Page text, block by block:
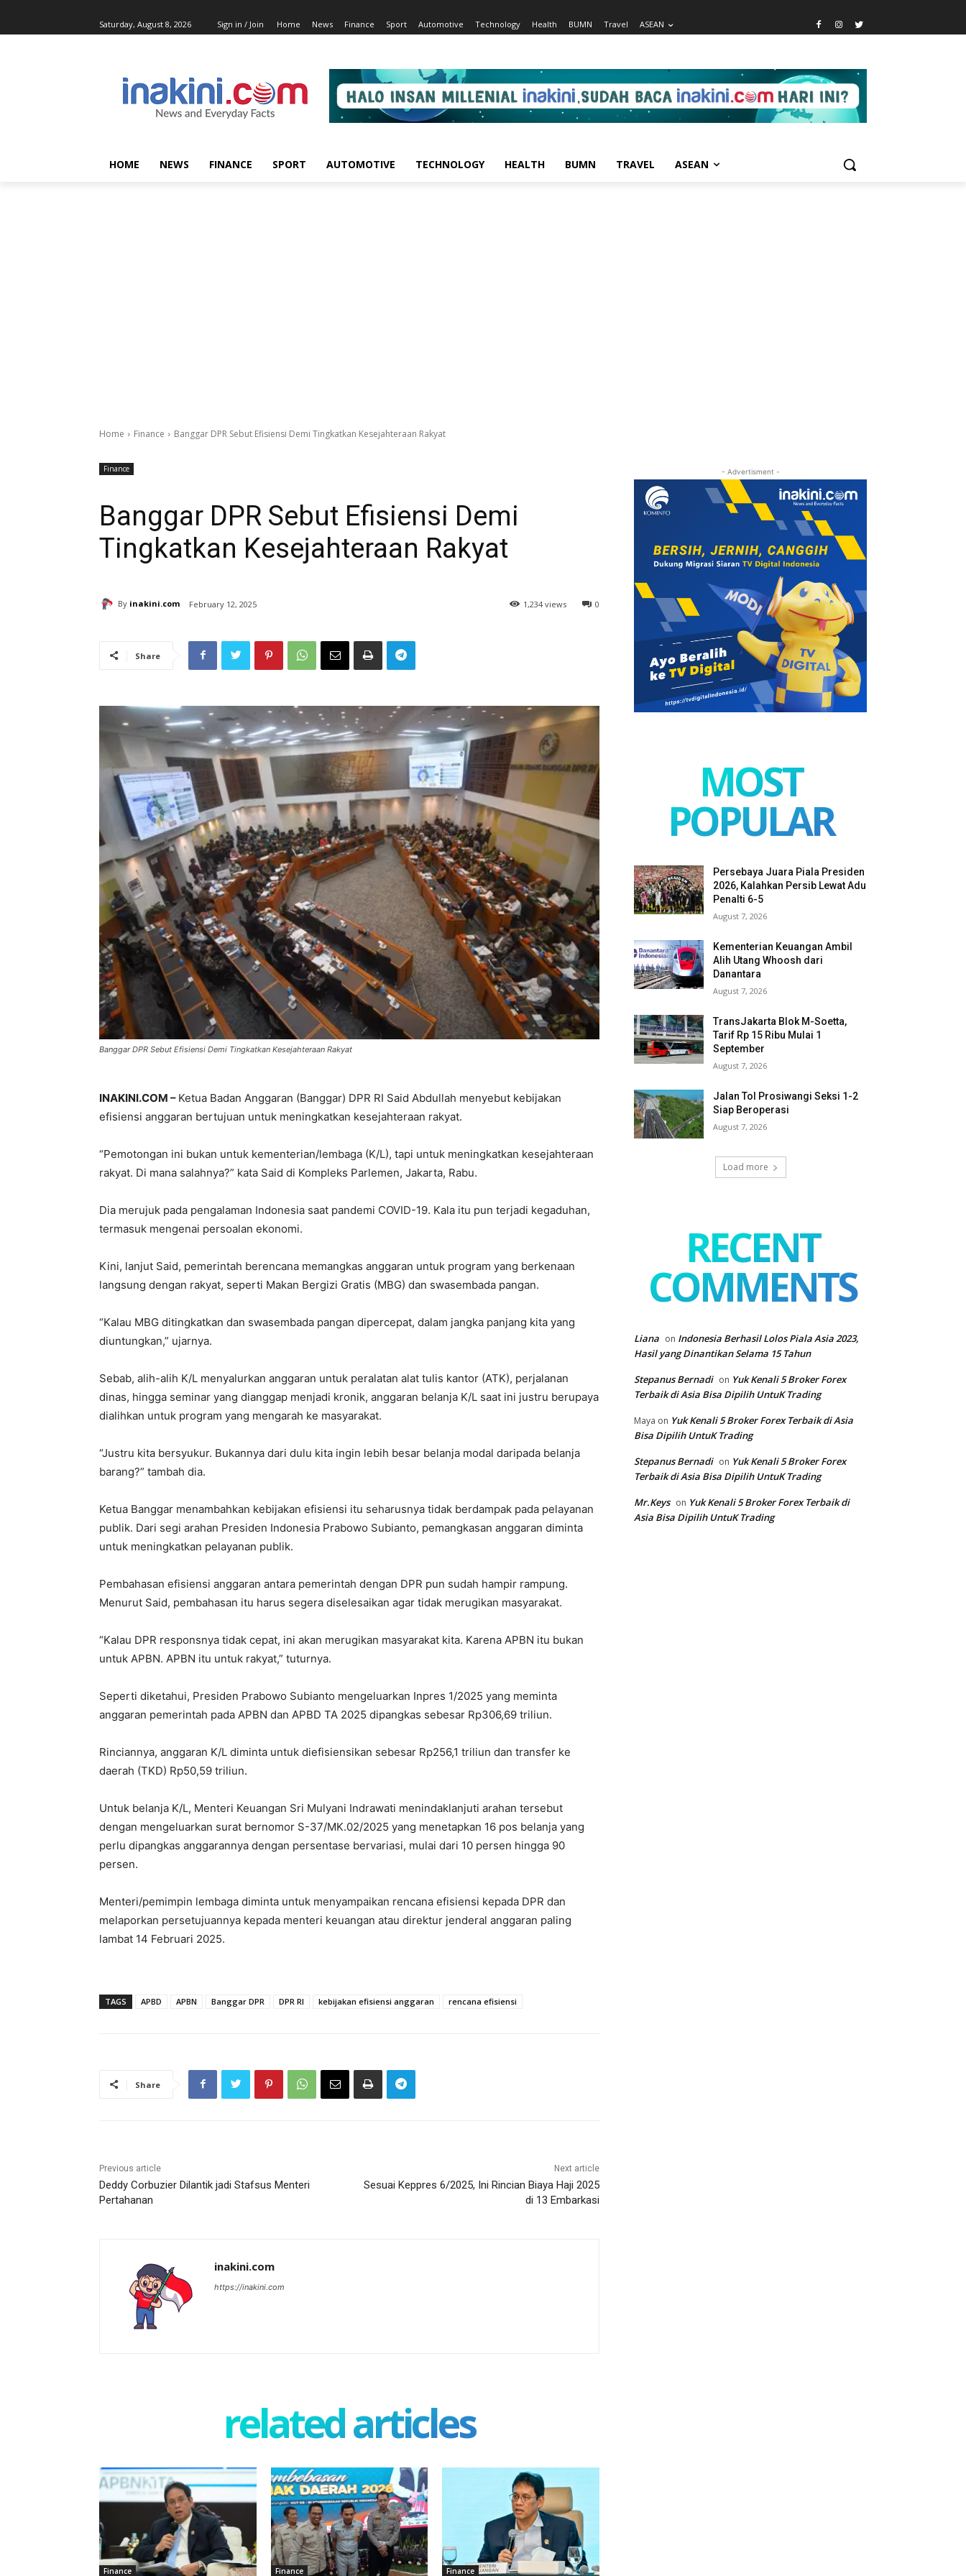
Saturday, August 8, 2026 Sign in / Join Home News Finance Sport Automotive Technology Health BUMN Travel ASEAN
HOME NEWS FINANCE SPORT AUTOMOTIVE TECHNOLOGY HEALTH BUMN TRAVEL ASEAN
Home Finance Banggar DPR Sebut Efisiensi Demi Tingkatkan Kesejahteraan Rakyat
Finance
Banggar DPR Sebut Efisiensi Demi
Tingkatkan Kesejahteraan Rakyat
By inakini.com February 12, 2025 0
1,234 views
Share
Banggar DPR Sebut Efisiensi Demi Tingkatkan Kesejahteraan Rakyat
INAKINI.COM – Ketua Badan Anggaran (Banggar) DPR RI Said Abdullah menyebut kebijakan
efisiensi anggaran bertujuan untuk meningkatkan kesejahteraan rakyat.
“Pemotongan ini bukan untuk kementerian/lembaga (K/L), tapi untuk meningkatkan kesejahteraan
rakyat. Di mana salahnya?” kata Said di Kompleks Parlemen, Jakarta, Rabu.
Dia merujuk pada pengalaman Indonesia saat pandemi COVID-19. Kala itu pun terjadi kegaduhan,
termasuk mengenai persoalan ekonomi.
Kini, lanjut Said, pemerintah berencana memangkas anggaran untuk program yang berkenaan
langsung dengan rakyat, seperti Makan Bergizi Gratis (MBG) dan swasembada pangan.
“Kalau MBG ditingkatkan dan swasembada pangan dipercepat, dalam jangka panjang kita yang
diuntungkan,” ujarnya.
Sebab, alih-alih K/L menyalurkan anggaran untuk peralatan alat tulis kantor (ATK), perjalanan
dinas, hingga seminar yang dianggap menjadi kronik, anggaran belanja K/L saat ini justru berupaya
dialihkan untuk program yang mengarah ke masyarakat.
“Justru kita bersyukur. Bukannya dari dulu kita ingin lebih besar belanja modal daripada belanja
barang?” tambah dia.
Ketua Banggar menambahkan kebijakan efisiensi itu seharusnya tidak berdampak pada pelayanan
publik. Dari segi arahan Presiden Indonesia Prabowo Subianto, pemangkasan anggaran diminta
untuk meningkatkan pelayanan publik.
Pembahasan efisiensi anggaran antara pemerintah dengan DPR pun sudah hampir rampung.
Menurut Said, pembahasan itu harus segera diselesaikan agar tidak merugikan masyarakat.
“Kalau DPR responsnya tidak cepat, ini akan merugikan masyarakat kita. Karena APBN itu bukan
untuk APBN. APBN itu untuk rakyat,” tuturnya.
Seperti diketahui, Presiden Prabowo Subianto mengeluarkan Inpres 1/2025 yang meminta
anggaran pemerintah pada APBN dan APBD TA 2025 dipangkas sebesar Rp306,69 triliun.
Rinciannya, anggaran K/L diminta untuk diefisiensikan sebesar Rp256,1 triliun dan transfer ke
daerah (TKD) Rp50,59 triliun.
Untuk belanja K/L, Menteri Keuangan Sri Mulyani Indrawati menindaklanjuti arahan tersebut
dengan mengeluarkan surat bernomor S-37/MK.02/2025 yang menetapkan 16 pos belanja yang
perlu dipangkas anggarannya dengan persentase bervariasi, mulai dari 10 persen hingga 90
persen.
Menteri/pemimpin lembaga diminta untuk menyampaikan rencana efisiensi kepada DPR dan
melaporkan persetujuannya kepada menteri keuangan atau direktur jenderal anggaran paling
lambat 14 Februari 2025.
TAGS APBD APBN Banggar DPR DPR RI kebijakan efisiensi anggaran rencana efisiensi
Share
Previous article
Deddy Corbuzier Dilantik jadi Stafsus Menteri
Pertahanan
Next article
Sesuai Keppres 6/2025, Ini Rincian Biaya Haji 2025
di 13 Embarkasi
inakini.com
https://inakini.com
related articles
Finance Finance Finance
- Advertisment -
MOST
POPULAR
Persebaya Juara Piala Presiden
2026, Kalahkan Persib Lewat Adu
Penalti 6-5
August 7, 2026
Kementerian Keuangan Ambil
Alih Utang Whoosh dari
Danantara
August 7, 2026
TransJakarta Blok M-Soetta,
Tarif Rp 15 Ribu Mulai 1
September
August 7, 2026
Jalan Tol Prosiwangi Seksi 1-2
Siap Beroperasi
August 7, 2026
Load more
RECENT
COMMENTS
Liana on Indonesia Berhasil Lolos Piala Asia 2023,
Hasil yang Dinantikan Selama 15 Tahun
Stepanus Bernadi on Yuk Kenali 5 Broker Forex
Terbaik di Asia Bisa Dipilih UntuK Trading
Maya on Yuk Kenali 5 Broker Forex Terbaik di Asia
Bisa Dipilih UntuK Trading
Stepanus Bernadi on Yuk Kenali 5 Broker Forex
Terbaik di Asia Bisa Dipilih UntuK Trading
Mr.Keys on Yuk Kenali 5 Broker Forex Terbaik di
Asia Bisa Dipilih UntuK Trading